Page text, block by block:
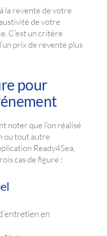
la revente de votre
de votre
C’est un critère
prix de revente plus
pour
noter que l’on réalisé
ou tout autre
Ready4Sea,
cas de figure :
en